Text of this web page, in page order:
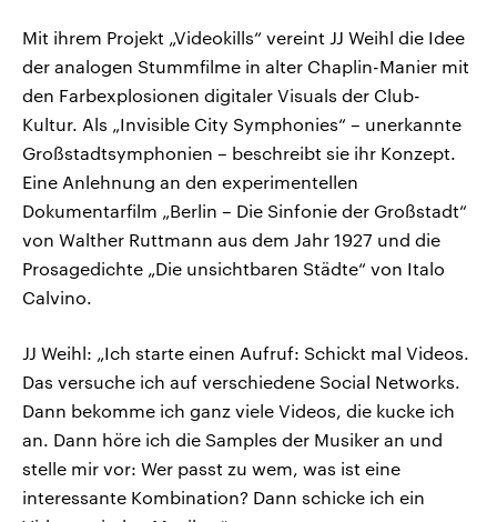
Mit ihrem Projekt „Videokills“ vereint JJ Weihl die Idee
der analogen Stummfilme in alter Chaplin-Manier mit
den Farbexplosionen digitaler Visuals der Club-
Kultur. Als „Invisible City Symphonies“ – unerkannte
Großstadtsymphonien – beschreibt sie ihr Konzept.
Eine Anlehnung an den experimentellen
Dokumentarfilm „Berlin – Die Sinfonie der Großstadt“
von Walther Ruttmann aus dem Jahr 1927 und die
Prosagedichte „Die unsichtbaren Städte“ von Italo
Calvino.
JJ Weihl: „Ich starte einen Aufruf: Schickt mal Videos.
Das versuche ich auf verschiedene Social Networks.
Dann bekomme ich ganz viele Videos, die kucke ich
an. Dann höre ich die Samples der Musiker an und
stelle mir vor: Wer passt zu wem, was ist eine
interessante Kombination? Dann schicke ich ein